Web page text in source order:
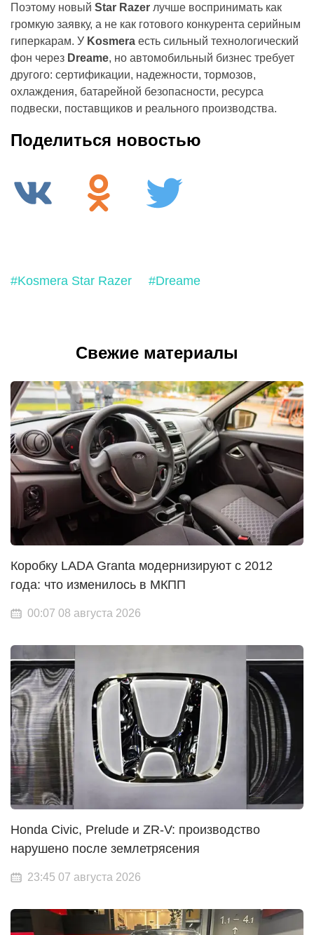
Поэтому новый Star Razer лучше воспринимать как
громкую заявку, а не как готового конкурента серийным
гиперкарам. У Kosmera есть сильный технологический
фон через Dreame, но автомобильный бизнес требует
другого: сертификации, надежности, тормозов,
охлаждения, батарейной безопасности, ресурса
подвески, поставщиков и реального производства.
Поделиться новостью
#Kosmera Star Razer #Dreame
Свежие материалы
Коробку LADA Granta модернизируют с 2012
года: что изменилось в МКПП
00:07 08 августа 2026
Honda Civic, Prelude и ZR-V: производство
нарушено после землетрясения
23:45 07 августа 2026